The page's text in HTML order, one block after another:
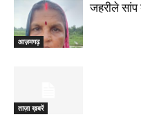
आज़मगढ़
जहरीले
ताज़ा ख़बरें